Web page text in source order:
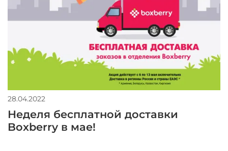
28.04.2022
Неделя бесплатной доставки
Boxberry в мае!